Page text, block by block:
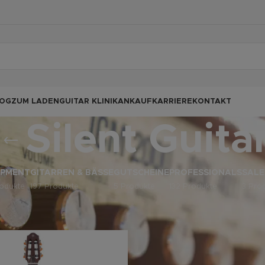
ZUM LADEN GUITAR KLINIKANKAUF KARRIERE KONTAKT
Silent
GITARREN & BÄSSE
197 Produkte
GUTSCHEINE PROFESSIONALS
132 Produkte
verschlagwortet mit „Silent Guitar“